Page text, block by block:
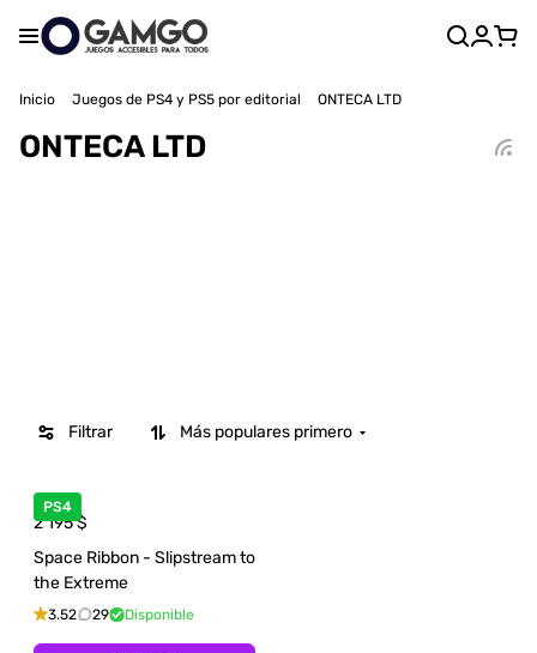
Inicio Juegos de PS4 y PS5 por editorial ONTECA LTD
ONTECA LTD
Filtrar Más populares primero
PS4
2 195$
Space Ribbon - Slipstream to
the Extreme
3.52 29 Disponible